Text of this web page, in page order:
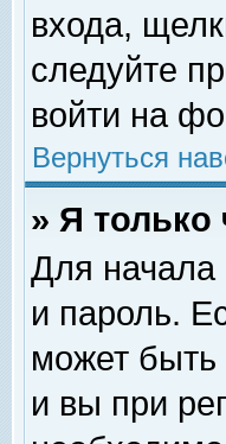
входа,
следуйте
войти на
Вернуться
» Я только
Для начала
и пароль.
может быть
и вы при